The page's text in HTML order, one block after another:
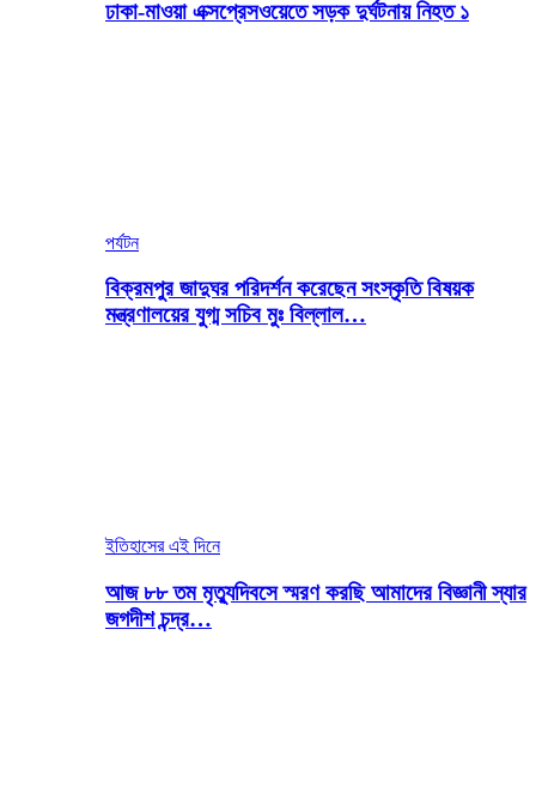
ঢাকা-মাওয়া এক্সপ্রেসওয়েতে সড়ক দুর্ঘটনায় নিহত ১
পর্যটন
বিক্রমপুর জাদুঘর পরিদর্শন করেছেন সংস্কৃতি বিষয়ক
মন্ত্রণালয়ের যুগ্ম সচিব মুঃ বিল্লাল…
ইতিহাসের এই দিনে
আজ ৮৮ তম মৃত্যুদিবসে স্মরণ করছি আমাদের বিজ্ঞানী স্যার
জগদীশ চন্দ্র…